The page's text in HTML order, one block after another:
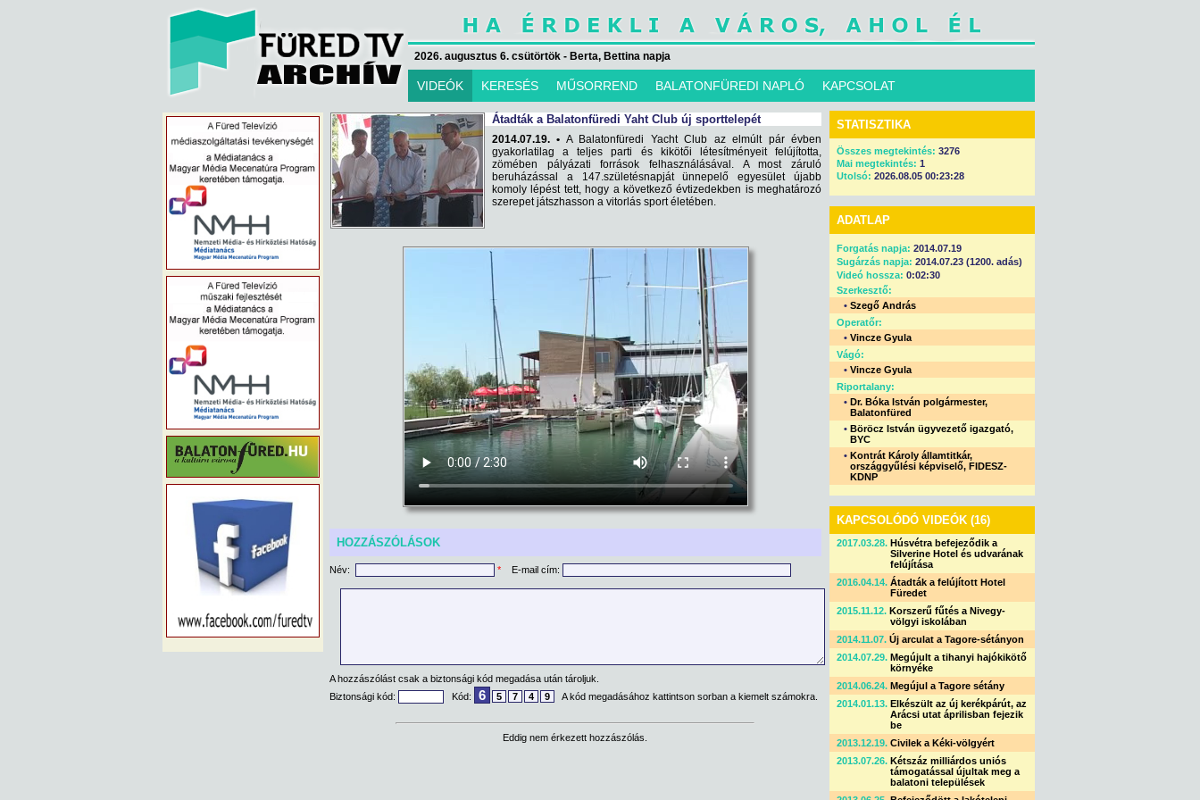
2026. augusztus 6. csütörtök - Berta, Bettina napja
VIDEÓK KERESÉS MŰSORREND BALATONFÜREDI NAPLÓ KAPCSOLAT
Átadták a Balatonfüredi Yaht Club új sporttelepét
2014.07.19. • A Balatonfüredi Yacht Club az elmúlt pár évben
gyakorlatilag a teljes parti és kikötői létesítményeit felújította,
zömében pályázati források felhasználásával. A most záruló
beruházással a 147.születésnapját ünnepelő egyesület újabb
komoly lépést tett, hogy a következő évtizedekben is meghatározó
szerepet játszhasson a vitorlás sport életében.
HOZZÁSZÓLÁSOK
Név: * E-mail cím:
A hozzászólást csak a biztonsági kód megadása után tároljuk.
Biztonsági kód:
Kód: 6 5 7 4 9 A kód megadásához kattintson sorban a kiemelt számokra.
Eddig nem érkezett hozzászólás.
STATISZTIKA
Összes megtekintés: 3276
Mai megtekintés: 1
Utolsó: 2026.08.05 00:23:28
ADATLAP
Forgatás napja: 2014.07.19
Sugárzás napja: 2014.07.23 (1200. adás)
Videó hossza: 0:02:30
Szerkesztő:
• Szegő András
Operatőr:
• Vincze Gyula
Vágó:
• Vincze Gyula
Riportalany:
• Dr. Bóka István polgármester,
Balatonfüred
• Böröcz István ügyvezető igazgató,
BYC
• Kontrát Károly államtitkár,
országgyűlési képviselő, FIDESZ-
KDNP
KAPCSOLÓDÓ VIDEÓK (16)
2017.03.28. Húsvétra befejeződik a
Silverine Hotel és udvarának
felújítása
2016.04.14. Átadták a felújított Hotel
Füredet
2015.11.12. Korszerű fűtés a Nivegy-
völgyi iskolában
2014.11.07. Új arculat a Tagore-sétányon
2014.07.29. Megújult a tihanyi hajókikötő
környéke
2014.06.24. Megújul a Tagore sétány
2014.01.13. Elkészült az új kerékpárút, az
Arácsi utat áprilisban fejezik
be
2013.12.19. Civilek a Kéki-völgyért
2013.07.26. Kétszáz milliárdos uniós
támogatással újultak meg a
balatoni települések